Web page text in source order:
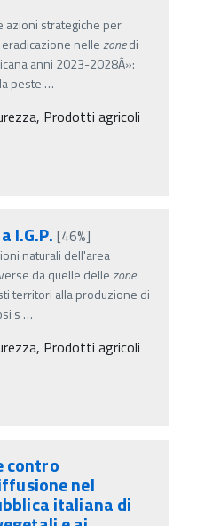
azioni strategiche per
nellezonedi
anni 2023-2028Â»:
peste …
Prodotti agricoli
I.G.P. [46%]
naturali dell'area
da quelle dellezone
territori alla produzione di
s …
Prodotti agricoli
contro
nel
italiana di